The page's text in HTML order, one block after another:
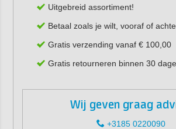
Uitgebreid assortiment!
Betaal zoals je wilt, vooraf of
Gratis verzending vanaf € 100,00
Gratis retourneren binnen 30
Wij geven graag
+3185 0220090